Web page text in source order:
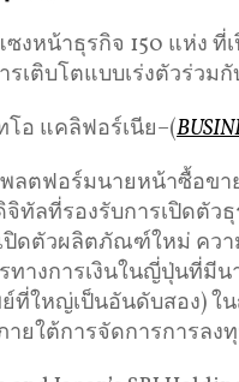
ซงหน้าธุรกิจ 150 แห่ง
รเติบโตแบบเร่งตัวร่ว
โอ แคลิฟอร์เนีย–(
ลตฟอร์มนายหน้าซื้อขา
จิทัลที่รองรับการเปิดตั
ปิดตัวผลิตภัณฑ์ใหม่ คว
ทางการเงินในญี่ปุ่นที่มี
ที่ใหญ่เป็นอันดับสอง)
ายใต้การจัดการการลง